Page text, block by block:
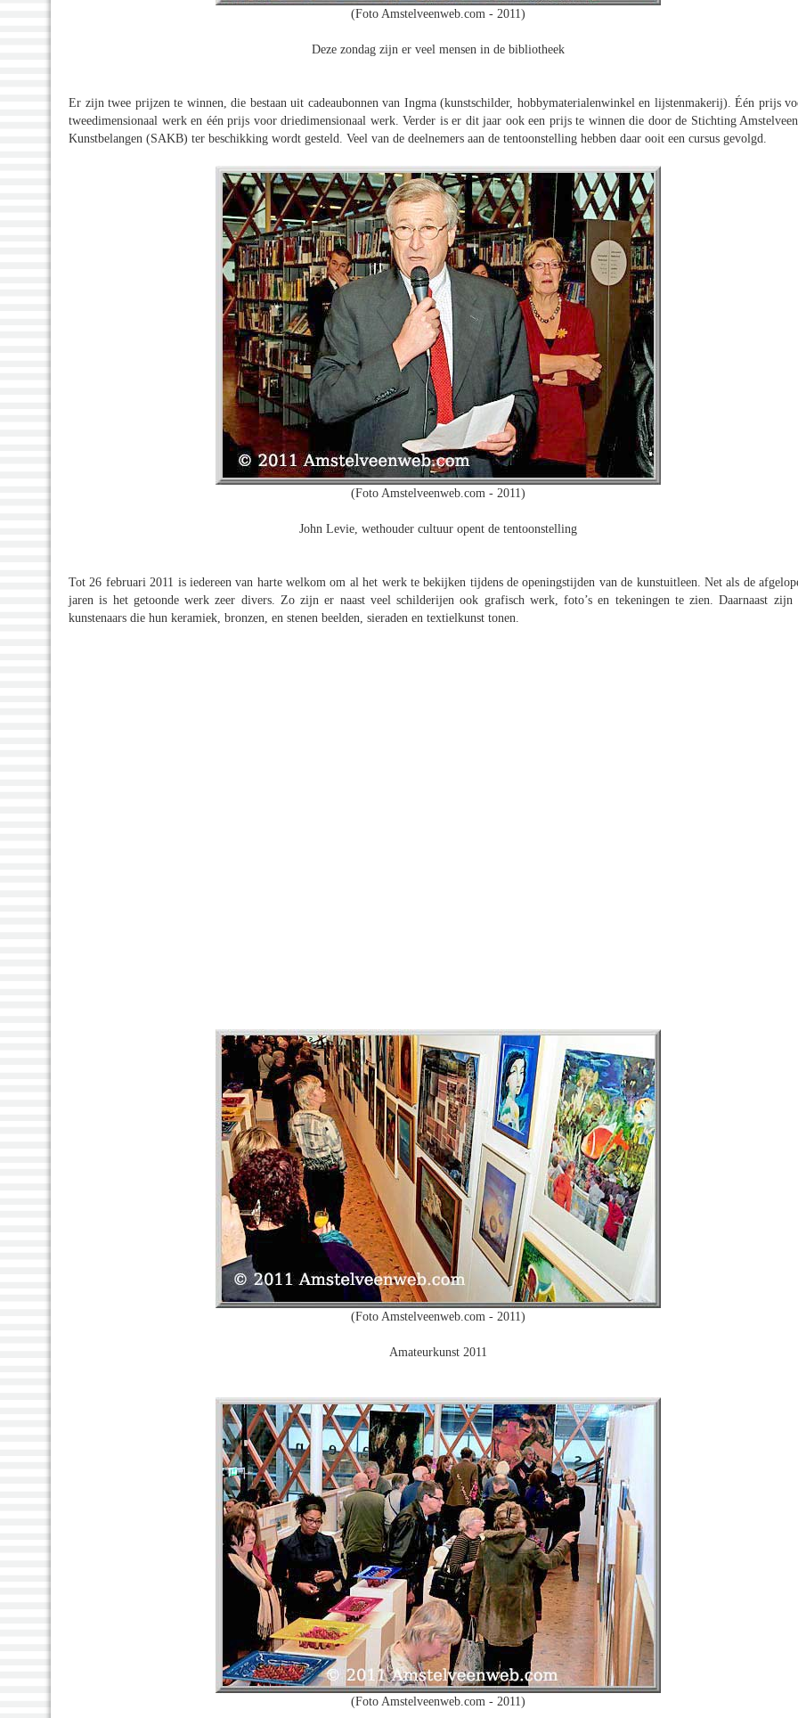
(Foto Amstelveenweb.com - 2011)
Deze zondag zijn er veel mensen in de bibliotheek
Er zijn twee prijzen te winnen, die bestaan uit cadeaubonnen van Ingma (kunstschilder, hobbymaterialenwinkel en lijstenmakerij). Één prijs
tweedimensionaal werk en één prijs voor driedimensionaal werk. Verder is er dit jaar ook een prijs te winnen die door de Stichting
Kunstbelangen (SAKB) ter beschikking wordt gesteld. Veel van de deelnemers aan de tentoonstelling hebben daar ooit een cursus gevolgd.
(Foto Amstelveenweb.com - 2011)
John Levie, wethouder cultuur opent de tentoonstelling
Tot 26 februari 2011 is iedereen van harte welkom om al het werk te bekijken tijdens de openingstijden van de kunstuitleen. Net als de
jaren is het getoonde werk zeer divers. Zo zijn er naast veel schilderijen ook grafisch werk, foto’s en tekeningen te zien. Daarnaast zijn
kunstenaars die hun keramiek, bronzen, en stenen beelden, sieraden en textielkunst tonen.
(Foto Amstelveenweb.com - 2011)
Amateurkunst 2011
(Foto Amstelveenweb.com - 2011)